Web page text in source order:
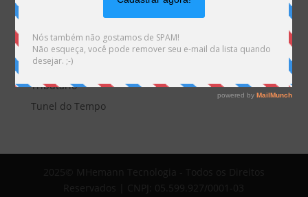
Sem categoria
Tecnologia
Tributário
Tunel do Tempo